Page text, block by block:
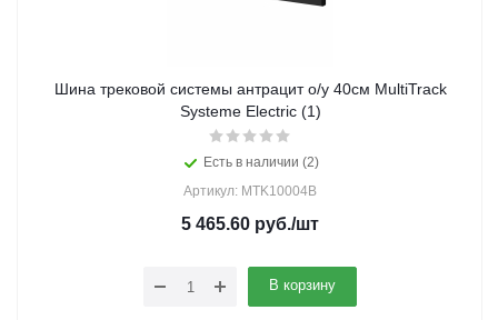
Шина трековой системы антрацит о/у 40см MultiTrack
Systeme Electric (1)
Есть в наличии (2)
Артикул: MTK10004B
5 465.60 руб./шт
В корзину